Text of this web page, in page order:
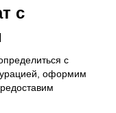
с
с
оформим